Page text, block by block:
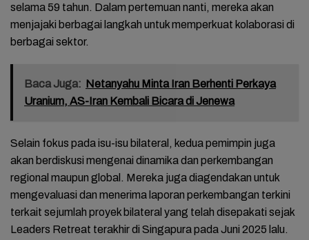
selama 59 tahun. Dalam pertemuan nanti, mereka akan
menjajaki berbagai langkah untuk memperkuat kolaborasi di
berbagai sektor.
Baca Juga: Netanyahu Minta Iran Berhenti Perkaya
Uranium, AS-Iran Kembali Bicara di Jenewa
Selain fokus pada isu-isu bilateral, kedua pemimpin juga
akan berdiskusi mengenai dinamika dan perkembangan
regional maupun global. Mereka juga diagendakan untuk
mengevaluasi dan menerima laporan perkembangan terkini
terkait sejumlah proyek bilateral yang telah disepakati sejak
Leaders Retreat terakhir di Singapura pada Juni 2025 lalu.